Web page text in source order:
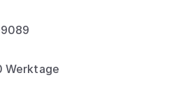
Werktage